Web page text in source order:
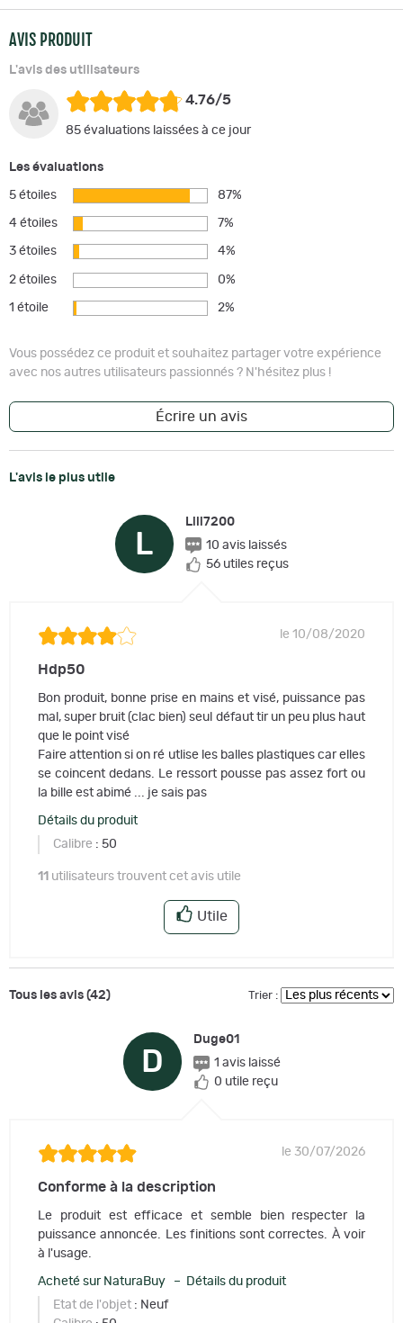
AVIS PRODUIT
L'avis des utilisateurs
4.76/5
85 évaluations laissées à ce jour
Les évaluations
5 étoiles 87%
4 étoiles 7%
3 étoiles 4%
2 étoiles 0%
1 étoile 2%
Vous possédez ce produit et souhaitez partager votre expérience
avec nos autres utilisateurs passionnés ? N'hésitez plus !
Écrire un avis
L'avis le plus utile
L
Lili7200
10 avis laissés
56 utiles reçus
le 10/08/2020
Hdp50
Bon produit, bonne prise en mains et visé, puissance pas
mal, super bruit (clac bien) seul défaut tir un peu plus haut
que le point visé
Faire attention si on ré utlise les balles plastiques car elles
se coincent dedans. Le ressort pousse pas assez fort ou
la bille est abimé ... je sais pas
Détails du produit
Calibre : 50
11 utilisateurs trouvent cet avis utile
Utile
Tous les avis (42) Trier :
D
Duge01
1 avis laissé
0 utile reçu
le 30/07/2026
Conforme à la description
Le produit est efficace et semble bien respecter la
puissance annoncée. Les finitions sont correctes. À voir
à l'usage.
Acheté sur NaturaBuy – Détails du produit
Etat de l'objet : Neuf